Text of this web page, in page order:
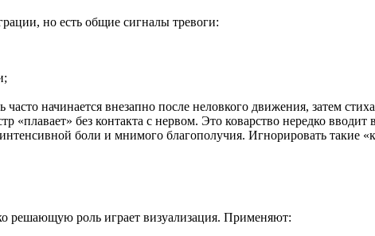
но есть общие сигналы тревоги:
начинается внезапно после неловкого движения, затем
«плавает» без контакта с нервом. Это коварство нередко
боли и мнимого благополучия. Игнорировать такие
решающую роль играет визуализация. Применяют: